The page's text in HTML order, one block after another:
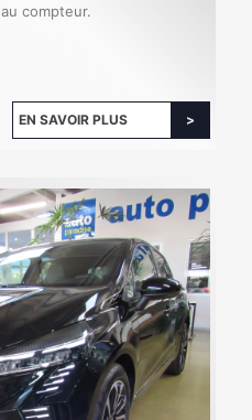
compteur.
EN SAVOIR PLUS